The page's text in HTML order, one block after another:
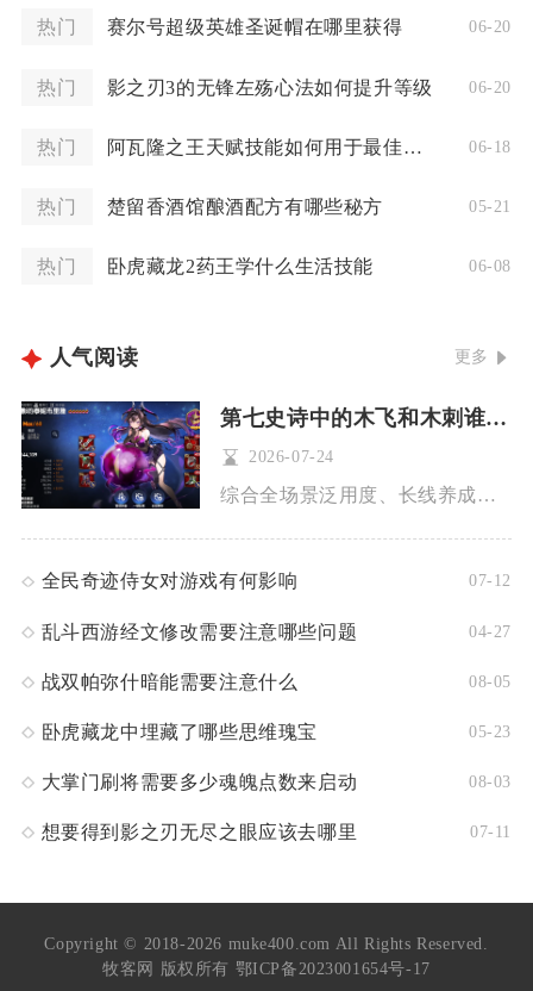
热门 赛尔号超级英雄圣诞帽在哪里获得 06-20
热门 影之刃3的无锋左殇心法如何提升等级 06-20
热门 阿瓦隆之王天赋技能如何用于最佳效果 06-18
热门 楚留香酒馆酿酒配方有哪些秘方 05-21
热门 卧虎藏龙2药王学什么生活技能 06-08
人气阅读 更多
第七史诗中的木飞和木刺谁厉害
2026-07-24
综合全场景泛用度、长线养成价值与阵容适配上限，木飞（伊赛丽亚...
全民奇迹侍女对游戏有何影响 07-12
乱斗西游经文修改需要注意哪些问题 04-27
战双帕弥什暗能需要注意什么 08-05
卧虎藏龙中埋藏了哪些思维瑰宝 05-23
大掌门刷将需要多少魂魄点数来启动 08-03
想要得到影之刃无尽之眼应该去哪里 07-11
Copyright © 2018-2026 muke400.com All Rights Reserved.
牧客网 版权所有 鄂ICP备2023001654号-17